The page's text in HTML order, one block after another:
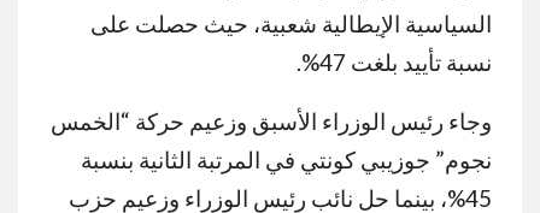
السياسية الإيطالية شعبية، حيث حصلت على
نسبة تأييد بلغت 47%.
وجاء رئيس الوزراء الأسبق وزعيم حركة “الخمس
نجوم” جوزيبي كونتي في المرتبة الثانية بنسبة
45%، بينما حل نائب رئيس الوزراء وزعيم حزب